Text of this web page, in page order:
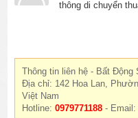
thông di chuyển
Thông tin liên hệ - Bất Động
Địa chỉ: 142 Hoa Lan,
Việt Nam
Hotline:0979771188 -